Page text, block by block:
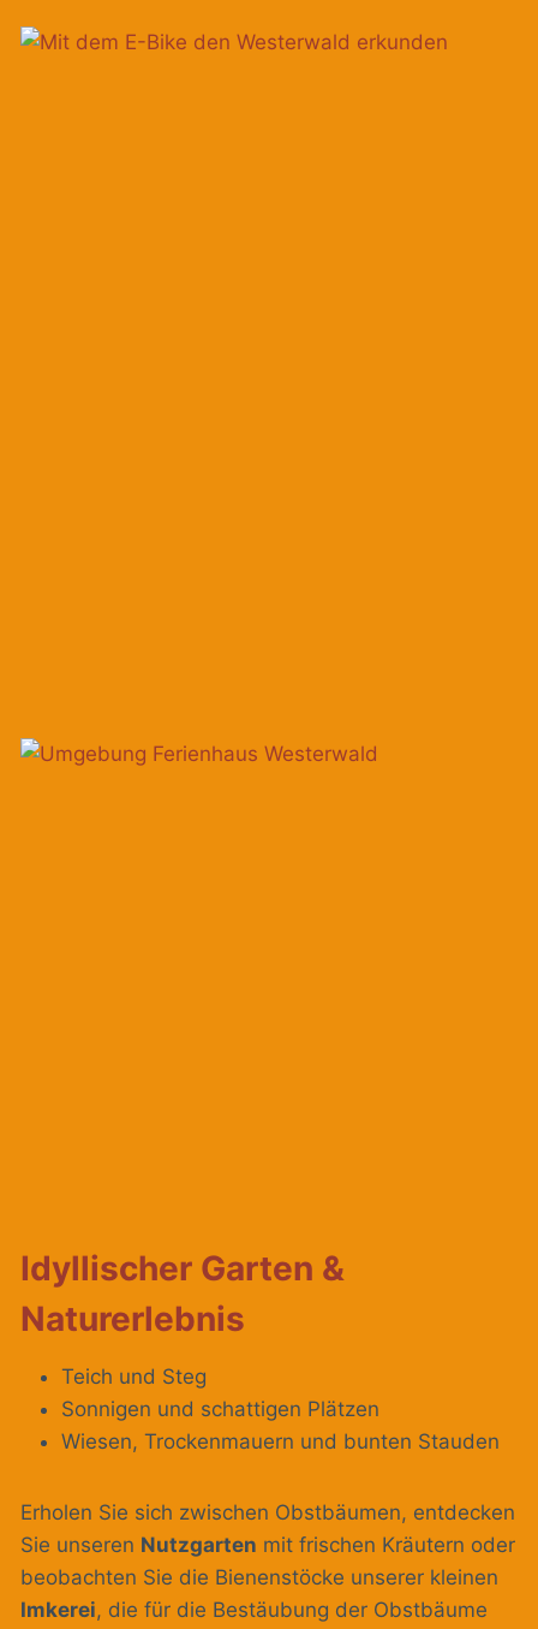
Idyllischer Garten &
Naturerlebnis
Teich und Steg
Sonnigen und schattigen Plätzen
Wiesen, Trockenmauern und bunten Stauden
Erholen Sie sich zwischen Obstbäumen, entdecken
Sie unseren Nutzgarten mit frischen Kräutern oder
beobachten Sie die Bienenstöcke unserer kleinen
Imkerei, die für die Bestäubung der Obstbäume